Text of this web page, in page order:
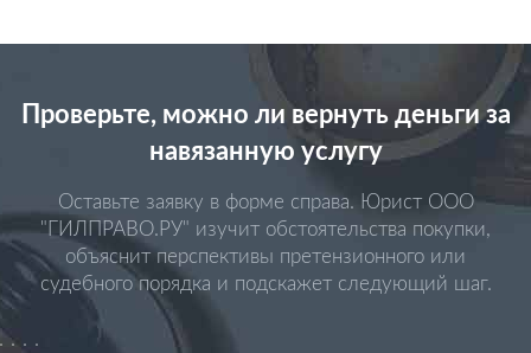
Проверьте, можно ли вернуть деньги за
навязанную услугу
Оставьте заявку в форме справа. Юрист ООО
"ГИЛПРАВО.РУ" изучит обстоятельства покупки,
объяснит перспективы претензионного или
судебного порядка и подскажет следующий шаг.